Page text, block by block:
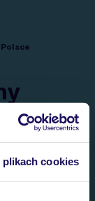
plikach cookies
Polsce